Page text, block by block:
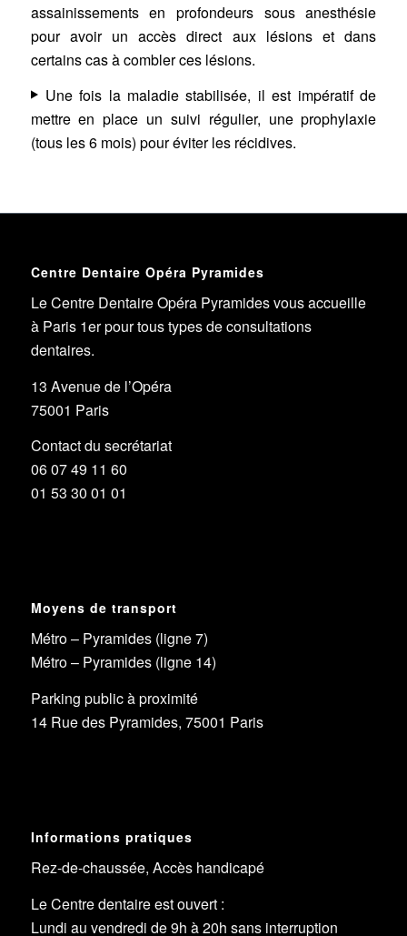
assainissements en profondeurs sous anesthésie
pour avoir un accès direct aux lésions et dans
certains cas à combler ces lésions.
Une fois la maladie stabilisée, il est impératif de
mettre en place un suivi régulier, une prophylaxie
(tous les 6 mois) pour éviter les récidives.
Centre Dentaire Opéra Pyramides
Le Centre Dentaire Opéra Pyramides vous accueille
à Paris 1er pour tous types de consultations
dentaires.
13 Avenue de l’Opéra
75001 Paris
Contact du secrétariat
06 07 49 11 60
01 53 30 01 01
Moyens de transport
Métro – Pyramides (ligne 7)
Métro – Pyramides (ligne 14)
Parking public à proximité
14 Rue des Pyramides, 75001 Paris
Informations pratiques
Rez-de-chaussée, Accès handicapé
Le Centre dentaire est ouvert :
Lundi au vendredi de 9h à 20h sans interruption